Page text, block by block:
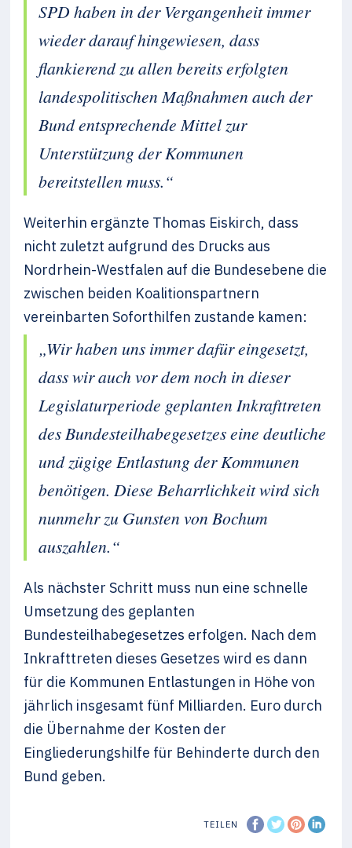
SPD haben in der Vergangenheit immer
wieder darauf hingewiesen, dass
flankierend zu allen bereits erfolgten
landespolitischen Maßnahmen auch der
Bund entsprechende Mittel zur
Unterstützung der Kommunen
bereitstellen muss.“
Weiterhin ergänzte Thomas Eiskirch, dass
nicht zuletzt aufgrund des Drucks aus
Nordrhein-Westfalen auf die Bundesebene die
zwischen beiden Koalitionspartnern
vereinbarten Soforthilfen zustande kamen:
„Wir haben uns immer dafür eingesetzt,
dass wir auch vor dem noch in dieser
Legislaturperiode geplanten Inkrafttreten
des Bundesteilhabegesetzes eine deutliche
und zügige Entlastung der Kommunen
benötigen. Diese Beharrlichkeit wird sich
nunmehr zu Gunsten von Bochum
auszahlen.“
Als nächster Schritt muss nun eine schnelle
Umsetzung des geplanten
Bundesteilhabegesetzes erfolgen. Nach dem
Inkrafttreten dieses Gesetzes wird es dann
für die Kommunen Entlastungen in Höhe von
jährlich insgesamt fünf Milliarden. Euro durch
die Übernahme der Kosten der
Eingliederungshilfe für Behinderte durch den
Bund geben.
TEILEN